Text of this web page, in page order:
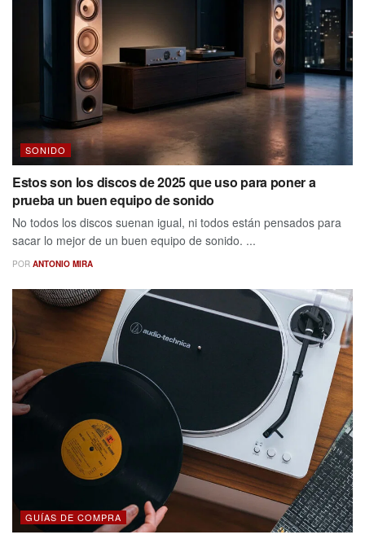
SONIDO
Estos son los discos de 2025 que uso para poner a
prueba un buen equipo de sonido
No todos los discos suenan igual, ni todos están pensados para
sacar lo mejor de un buen equipo de sonido. ...
POR ANTONIO MIRA
GUÍAS DE COMPRA